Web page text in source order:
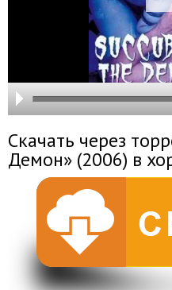
Скачать через
Демон» (2006) в